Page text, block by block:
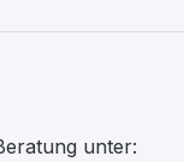
unter: